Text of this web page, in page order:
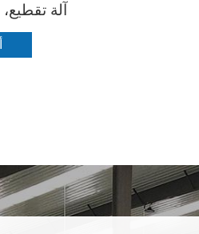
آلة تقطيع، XQJ2-215-II